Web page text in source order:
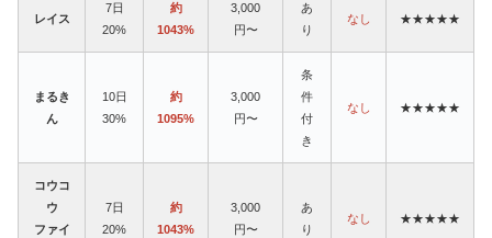
レイス
7日
20%
約
1043%
3,000
円〜
あ
り
なし ★★★★★
まるき
ん
10日
30%
約
1095%
3,000
円〜
条
件
付
き
なし ★★★★★
コウコ
ウ
ファイ
7日
20%
約
1043%
3,000
円〜
あ
り
なし ★★★★★